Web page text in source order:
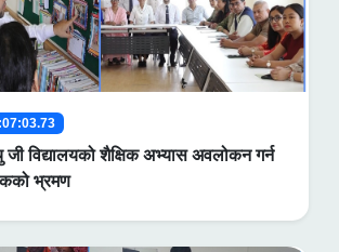
जी विद्यालयको शैक्षिक अभ्यास अवलोकन गर्न
भ्रमण